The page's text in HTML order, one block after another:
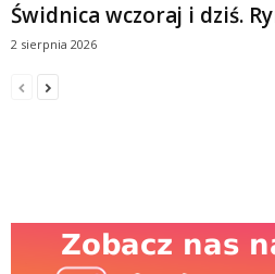
Świdnica wczoraj i dziś.
2 sierpnia 2026